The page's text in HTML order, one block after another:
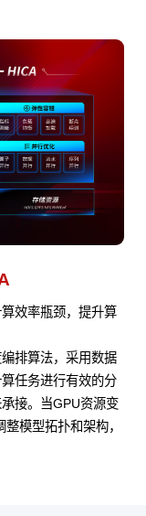
效率瓶颈，提升算
排算法，采用数据
任务进行有效的分
接。当GPU资源变
模型拓扑和架构，